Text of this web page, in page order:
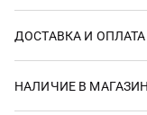
ДОСТАВКА И ОПЛАТА
НАЛИЧИЕ В